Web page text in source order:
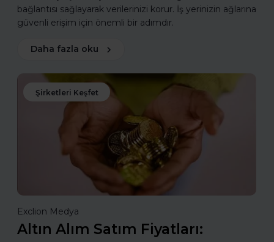
bağlantısı sağlayarak verilerinizi korur. İş yerinizin ağlarına
güvenli erişim için önemli bir adımdır.
Daha fazla oku
Şirketleri Keşfet
Exclion Medya
Altın Alım Satım Fiyatları: